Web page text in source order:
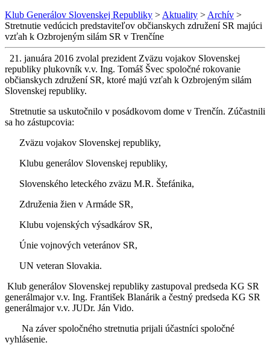
Klub Generálov Slovenskej Republiky > Aktuality > Archív >
Stretnutie vedúcich predstaviteľov občianskych združení SR majúci
vzťah k Ozbrojeným silám SR v Trenčíne
21. januára 2016 zvolal prezident Zväzu vojakov Slovenskej
republiky plukovník v.v. Ing. Tomáš Švec spoločné rokovanie
občianskych združení SR, ktoré majú vzťah k Ozbrojeným silám
Slovenskej republiky.
Stretnutie sa uskutočnilo v posádkovom dome v Trenčín. Zúčastnili
sa ho zástupcovia:
Zväzu vojakov Slovenskej republiky,
Klubu generálov Slovenskej republiky,
Slovenského leteckého zväzu M.R. Štefánika,
Združenia žien v Armáde SR,
Klubu vojenských výsadkárov SR,
Únie vojnových veteránov SR,
UN veteran Slovakia.
Klub generálov Slovenskej republiky zastupoval predseda KG SR
generálmajor v.v. Ing. František Blanárik a čestný predseda KG SR
generálmajor v.v. JUDr. Ján Vido.
Na záver spoločného stretnutia prijali účastníci spoločné
vyhlásenie.